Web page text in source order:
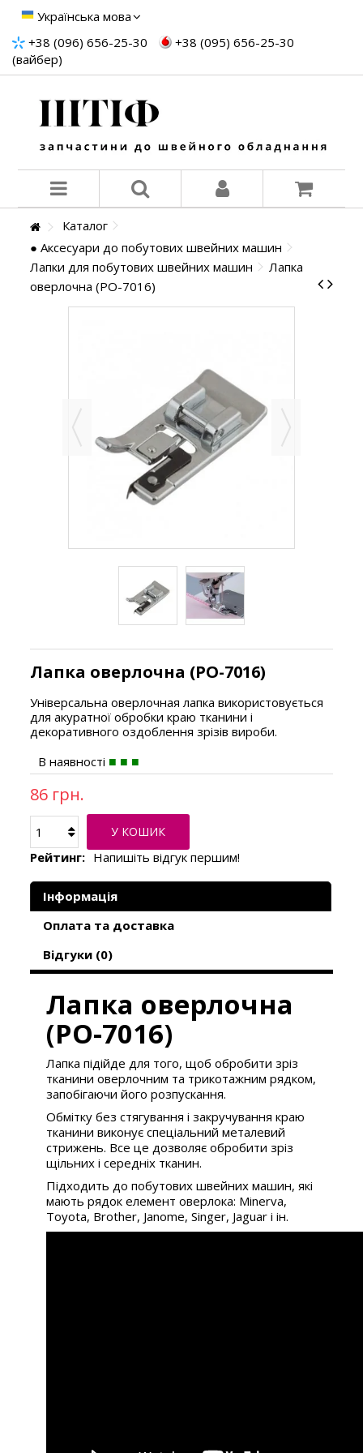
Українська мова
+38 (096) 656-25-30
+38 (095) 656-25-30
(вайбер)
Каталог
● Аксесуари до побутових швейних машин
Лапки для побутових швейних машин
Лапка
оверлочна (PO-7016)
Лапка оверлочна (PO-7016)
Універсальна оверлочная лапка використовується
для акуратної обробки краю тканини і
декоративного оздоблення зрізів вироби.
В наявності
86 грн.
У КОШИК
Рейтинг: Напишіть відгук першим!
Інформація
Оплата та доставка
Відгуки (0)
Лапка оверлочна
(PO-7016)
Лапка підійде для того, щоб обробити зріз
тканини оверлочним та трикотажним рядком,
запобігаючи його розпускання.
Обмітку без стягування і закручування краю
тканини виконує спеціальний металевий
стрижень. Все це дозволяє обробити зріз
щільних і середніх тканин.
Підходить до побутових швейних машин, які
мають рядок елемент оверлока: Minerva,
Toyota, Brother, Janome, Singer, Jaguar і ін.